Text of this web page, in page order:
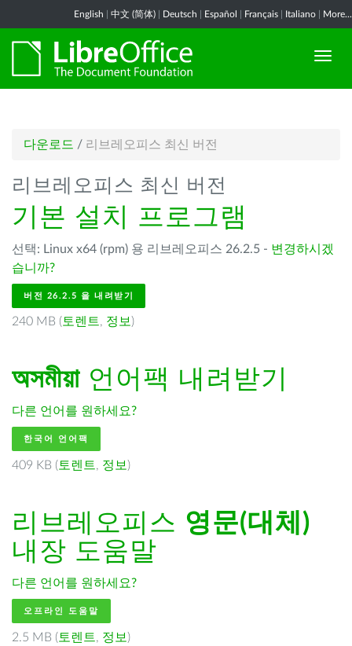
English 中文 (简体) Deutsch Español Français Italiano More...
다운로드 / 리브레오피스 최신 버전
리브레오피스 최신 버전
기본 설치 프로그램
선택: Linux x64 (rpm) 용 리브레오피스 26.2.5 - 변경하시겠
습니까?
버전 26.2.5 을 내려받기
240 MB ( 토렌트, 정보 )
অসমীয়া 언어팩 내려받기
다른 언어를 원하세요?
한국어 언어팩
409 KB ( 토렌트, 정보 )
리브레오피스 영문(대체)
내장 도움말
다른 언어를 원하세요?
오프라인 도움말
2.5 MB ( 토렌트, 정보 )